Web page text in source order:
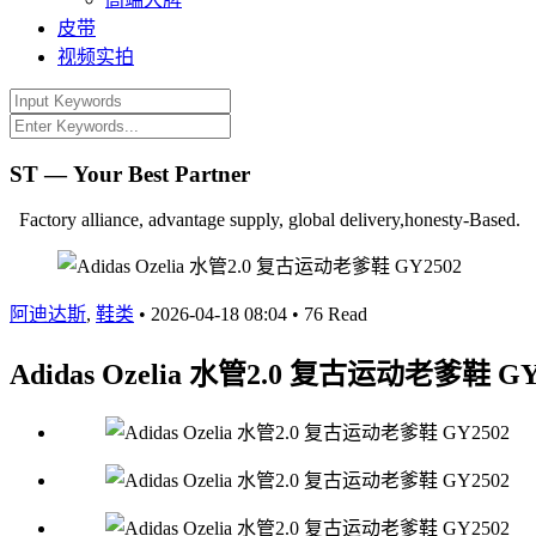
皮带
视频实拍
ST — Your Best Partner
Factory alliance, advantage supply, global delivery,honesty-Based.
阿迪达斯, 鞋类 • 2026-04-18 08:04 • 76 Read
Adidas Ozelia 水管2.0 复古运动老爹鞋